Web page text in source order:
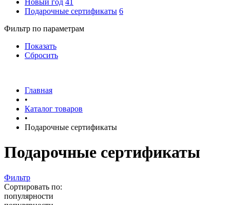
Новый год 41
Подарочные сертификаты 6
Фильтр по параметрам
Показать
Сбросить
Главная
•
Каталог товаров
•
Подарочные сертификаты
Подарочные сертификаты
Фильтр
Сортировать по:
популярности